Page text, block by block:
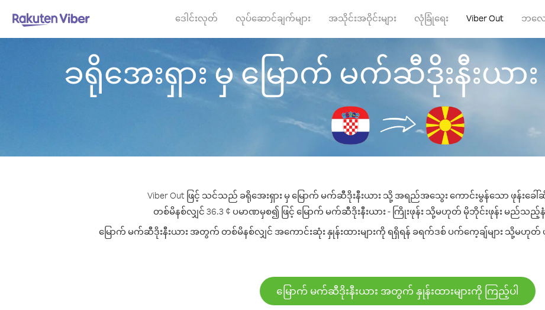
ဒေါင်းလုတ် လုပ်ဆောင်ချက်များ အသိုင်းအဝိုင်းများ လုံခြုံရေး Viber Out ဘလေ
ခရိုအေးရှား မှ မြောက် မက်ဆီဒိုးနီးယာ
Viber Out ဖြင့် သင်သည် ခရိုအေးရှား မှ မြောက် မက်ဆီဒိုးနီးယား သို့ အရည်အသွေး ကောင်းမွန်သော ဖုန်းခေ
တစ်မိနစ်လျှင် 36.3 ¢ ပမာဏမှစ၍ ဖြင့် မြောက် မက်ဆီဒိုးနီးယား - ကြိုးဖုန်း သို့မဟုတ် မိုဘိုင်းဖုန်း မည်သည့်
မြောက် မက်ဆီဒိုးနီးယား အတွက် တစ်မိနစ်လျှင် အကောင်းဆုံး နှုန်းထားများကို ရရှိရန် ခရက်ဒစ် ပက်ကေ့ချ်များ သို့မဟု
မြောက် မက်ဆီဒိုးနီးယား အတွက် နှုန်းထားများကို ကြည့်ပါ